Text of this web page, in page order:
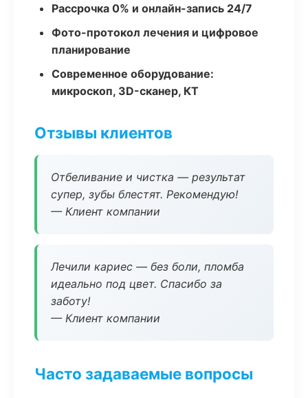
Рассрочка 0% и онлайн-запись 24/7
Фото-протокол лечения и цифровое
планирование
Современное оборудование:
микроскоп, 3D-сканер, КТ
Отзывы клиентов
Отбеливание и чистка — результат
супер, зубы блестят. Рекомендую!
— Клиент компании
Лечили кариес — без боли, пломба
идеально под цвет. Спасибо за
заботу!
— Клиент компании
Часто задаваемые вопросы